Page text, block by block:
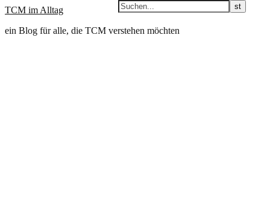
TCM im Alltag
ein Blog für alle, die TCM verstehen möchten